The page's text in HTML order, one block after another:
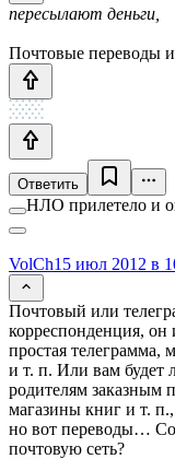
пересылают деньги,
Почтовые переводы
Ответить
НЛО прилетело и
VolCh15 июл 2012 в
Почтовый или
корреспонденция,
простая телеграмма,
и т. п. Или вам будет
родителям заказным
магазины книг и т.
но вот переводы…
почтовую сеть?